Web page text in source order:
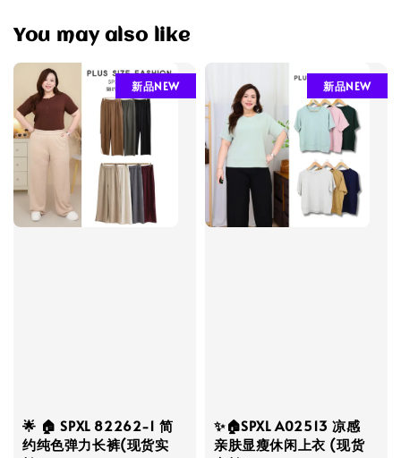
You may also like
新品NEW
🌟 🏠 SPXL 82262-1 简
约纯色弹力长裤(现货实
新品NEW
✨🏠SPXL A02513 凉感
亲肤显瘦休闲上衣 (现货